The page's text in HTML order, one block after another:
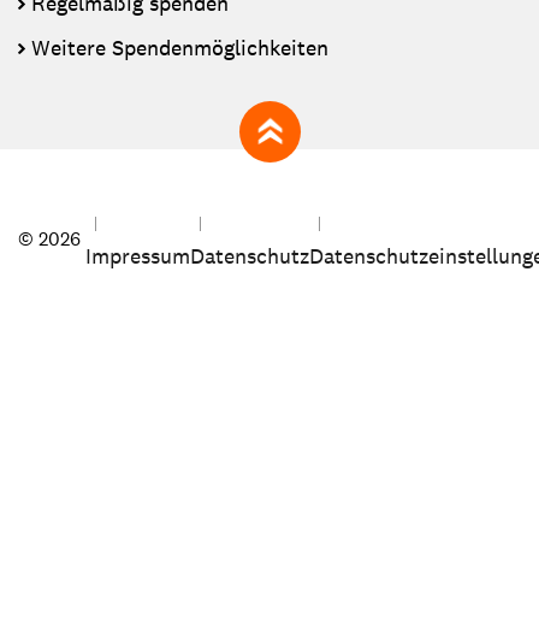
Weitere Spendenmöglichkeiten
zum Seitenanfang
© 2026
ImpressumDatenschutz